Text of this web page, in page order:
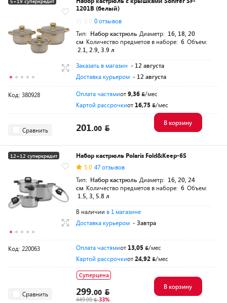
1201B (белый)
0 отзывов
Тип: Набор кастрюль Диаметр: 16, 18, 20
см Количество предметов в наборе: 6 Объем:
2.1, 2.9, 3.9 л
Заказать в магазин - 12 августа
Доставка курьером - 12 августа
Код: 380928 Оплата частямиот9,36
/мес
Картой рассрочкиот 16,75 /мес
Сравнить 201.00
В корзину
12+12 суперкредит
Набор кастрюль Polaris Fold&Keep-6S
5.0 47 отзывов
Тип: Набор кастрюль Диаметр: 16, 20, 24
см Количество предметов в наборе: 6 Объем:
1.5, 3, 5.8 л
В наличии в 1 магазине
Доставка курьером - Завтра
Код: 220063 Оплата частямиот 13,05
/мес
Картой рассрочкиот24,92 /мес
Сравнить
Суперцена
299.00
449.00 -33%
В корзину